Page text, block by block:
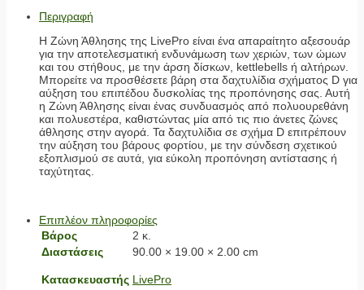
Περιγραφή
Η Ζώνη Άθλησης της LivePro είναι ένα απαραίτητο αξεσουάρ
για την αποτελεσματική ενδυνάμωση των χεριών, των ώμων
και του στήθους, με την άρση δίσκων, kettlebells ή αλτήρων.
Μπορείτε να προσθέσετε βάρη στα δαχτυλίδια σχήματος D για
αύξηση του επιπέδου δυσκολίας της προπόνησης σας. Αυτή
η Ζώνη Άθλησης είναι ένας συνδυασμός από πολυουρεθάνη
και πολυεστέρα, καθιστώντας μία από τις πιο άνετες ζώνες
άθλησης στην αγορά. Τα δαχτυλίδια σε σχήμα D επιτρέπουν
την αύξηση του βάρους φορτίου, με την σύνδεση σχετικού
εξοπλισμού σε αυτά, για εύκολη προπόνηση αντίστασης ή
ταχύτητας.
Επιπλέον πληροφορίες
Βάρος
2 κ.
Διαστάσεις
90.00 × 19.00 × 2.00 cm
Κατασκευαστής LivePro